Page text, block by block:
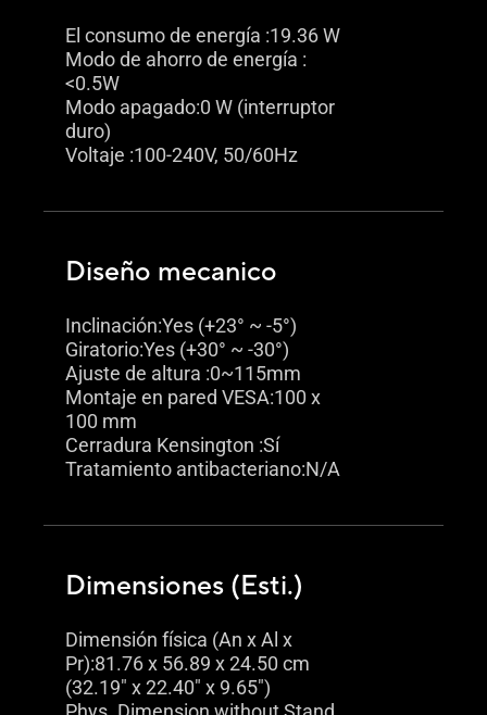
El consumo de energía :19.36 W
Modo de ahorro de energía :
<0.5W
Modo apagado:0 W (interruptor
duro)
Voltaje :100-240V, 50/60Hz
Diseño mecanico
Inclinación:Yes (+23° ~ -5°)
Giratorio:Yes (+30° ~ -30°)
Ajuste de altura :0~115mm
Montaje en pared VESA:100 x
100 mm
Cerradura Kensington :Sí
Tratamiento antibacteriano:N/A
Dimensiones (Esti.)
Dimensión física (An x Al x
Pr):81.76 x 56.89 x 24.50 cm
(32.19" x 22.40" x 9.65")